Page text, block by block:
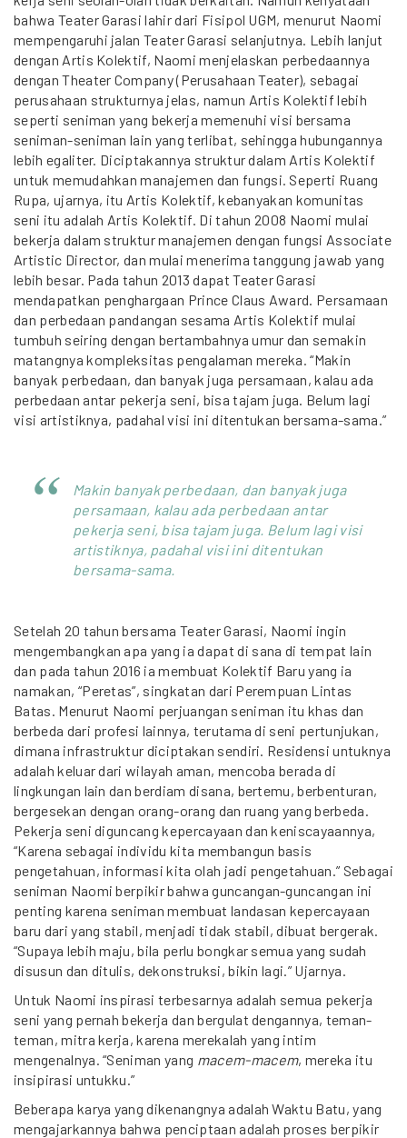
bahwa Teater Garasi lahir dari Fisipol UGM, menurut Naomi
mempengaruhi jalan Teater Garasi selanjutnya. Lebih lanjut
dengan Artis Kolektif, Naomi menjelaskan perbedaannya
dengan Theater Company (Perusahaan Teater), sebagai
perusahaan strukturnya jelas, namun Artis Kolektif lebih
seperti seniman yang bekerja memenuhi visi bersama
seniman-seniman lain yang terlibat, sehingga hubungannya
lebih egaliter. Diciptakannya struktur dalam Artis Kolektif
untuk memudahkan manajemen dan fungsi. Seperti Ruang
Rupa, ujarnya, itu Artis Kolektif, kebanyakan komunitas
seni itu adalah Artis Kolektif. Di tahun 2008 Naomi mulai
bekerja dalam struktur manajemen dengan fungsi Associate
Artistic Director, dan mulai menerima tanggung jawab yang
lebih besar. Pada tahun 2013 dapat Teater Garasi
mendapatkan penghargaan Prince Claus Award. Persamaan
dan perbedaan pandangan sesama Artis Kolektif mulai
tumbuh seiring dengan bertambahnya umur dan semakin
matangnya kompleksitas pengalaman mereka. “Makin
banyak perbedaan, dan banyak juga persamaan, kalau ada
perbedaan antar pekerja seni, bisa tajam juga. Belum lagi
visi artistiknya, padahal visi ini ditentukan bersama-sama.”
Makin banyak perbedaan, dan banyak juga
persamaan, kalau ada perbedaan antar
pekerja seni, bisa tajam juga. Belum lagi visi
artistiknya, padahal visi ini ditentukan
bersama-sama.
Setelah 20 tahun bersama Teater Garasi, Naomi ingin
mengembangkan apa yang ia dapat di sana di tempat lain
dan pada tahun 2016 ia membuat Kolektif Baru yang ia
namakan, “Peretas”, singkatan dari Perempuan Lintas
Batas. Menurut Naomi perjuangan seniman itu khas dan
berbeda dari profesi lainnya, terutama di seni pertunjukan,
dimana infrastruktur diciptakan sendiri. Residensi untuknya
adalah keluar dari wilayah aman, mencoba berada di
lingkungan lain dan berdiam disana, bertemu, berbenturan,
bergesekan dengan orang-orang dan ruang yang berbeda.
Pekerja seni diguncang kepercayaan dan keniscayaannya,
“Karena sebagai individu kita membangun basis
pengetahuan, informasi kita olah jadi pengetahuan.” Sebagai
seniman Naomi berpikir bahwa guncangan-guncangan ini
penting karena seniman membuat landasan kepercayaan
baru dari yang stabil, menjadi tidak stabil, dibuat bergerak.
“Supaya lebih maju, bila perlu bongkar semua yang sudah
disusun dan ditulis, dekonstruksi, bikin lagi.” Ujarnya.
Untuk Naomi inspirasi terbesarnya adalah semua pekerja
seni yang pernah bekerja dan bergulat dengannya, teman-
teman, mitra kerja, karena merekalah yang intim
mengenalnya. “Seniman yang macem-macem, mereka itu
insipirasi untukku.”
Beberapa karya yang dikenangnya adalah Waktu Batu, yang
mengajarkannya bahwa penciptaan adalah proses berpikir